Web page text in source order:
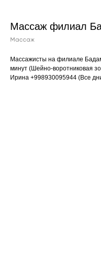
Массаж филиал
Массаж
Массажисты на филиале
минут (Шейно-воротниковая
Ирина +998930095944 (Все